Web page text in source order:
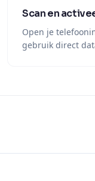
Scan en
Open je
gebruik direct